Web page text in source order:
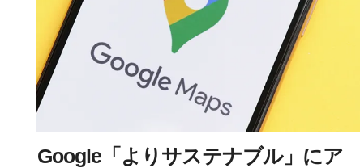
Google「よりサステナブル」にア